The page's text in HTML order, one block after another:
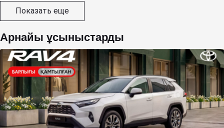
Показать еще
Арнайы ұсыныстарды